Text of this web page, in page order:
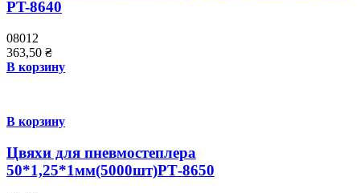
PT-8640
08012
363,50 ₴
В корзину
В корзину
Цвяхи для пневмостеплера
50*1,25*1мм(5000шт)РТ-8650